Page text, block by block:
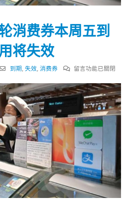
消费券本周五到
将失效
到期 ,失效 ,消费券
在
平
台
轮
消
券
周
五
到
期
留言功能已關閉